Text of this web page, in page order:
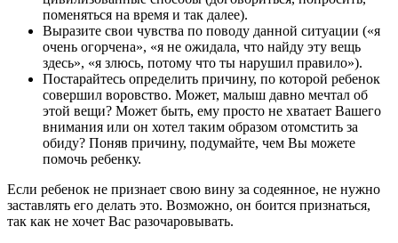
поменяться на время и так далее).
Выразите свои чувства по поводу данной ситуации («я
очень огорчена», «я не ожидала, что найду эту вещь
здесь», «я злюсь, потому что ты нарушил правило»).
Постарайтесь определить причину, по которой ребенок
совершил воровство. Может, малыш давно мечтал об
этой вещи? Может быть, ему просто не хватает Вашего
внимания или он хотел таким образом отомстить за
обиду? Поняв причину, подумайте, чем Вы можете
помочь ребенку.
Если ребенок не признает свою вину за содеянное, не нужно
заставлять его делать это. Возможно, он боится признаться,
так как не хочет Вас разочаровывать.